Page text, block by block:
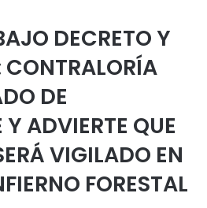
DECRETO Y
CONTRALORÍA
DE
ADVIERTE QUE
VIGILADO EN
FORESTAL